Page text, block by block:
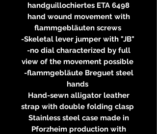
handguillochiertes ETA 6498
hand wound movement with
flammgebläuten screws
-Skeletal lever jumper with "JB"
-no dial characterized by full
view of the movement possible
-flammgebläute Breguet steel
hands
Hand-sewn alligator leather
strap with double folding clasp
Stainless steel case made ​​in
Pforzheim production with